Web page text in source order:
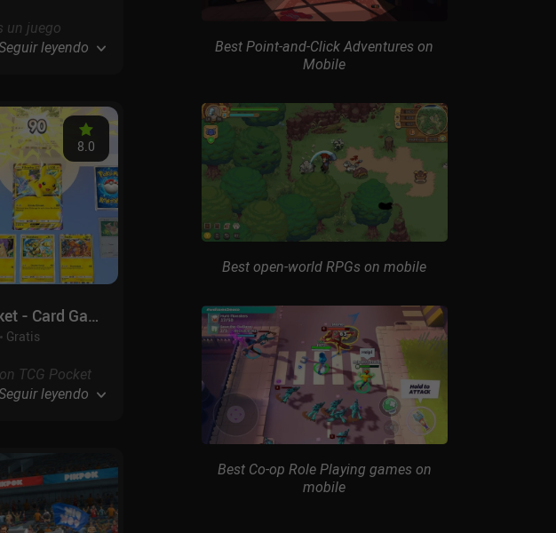
un juego
puntuación de
leyendo
Pokémon TCG Pocket - Card Game
Gratis
8.0
TCG Pocket
desarrollan
simplificada del
leyendo
Best Point-and-Click Adventures on
Mobile
Best open-world RPGs on mobile
Best Co-op Role Playing games on
mobile